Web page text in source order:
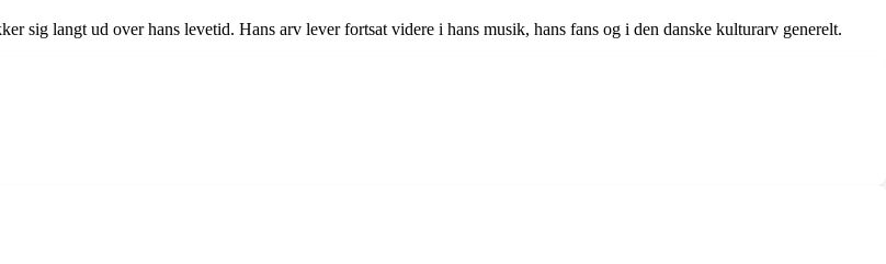
sig langt ud over hans levetid. Hans arv lever fortsat videre i hans musik, hans fans og i den danske kulturarv generelt.